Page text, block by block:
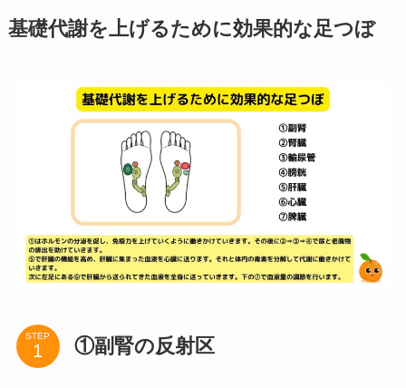
基礎代謝を上げるために効果的な足つぼ
STEP ①副腎の反射区